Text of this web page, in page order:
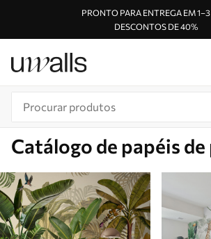
PRONTO PARA ENTREGA EM
DESCONTOS DE 40%
Catálogo de papéis de